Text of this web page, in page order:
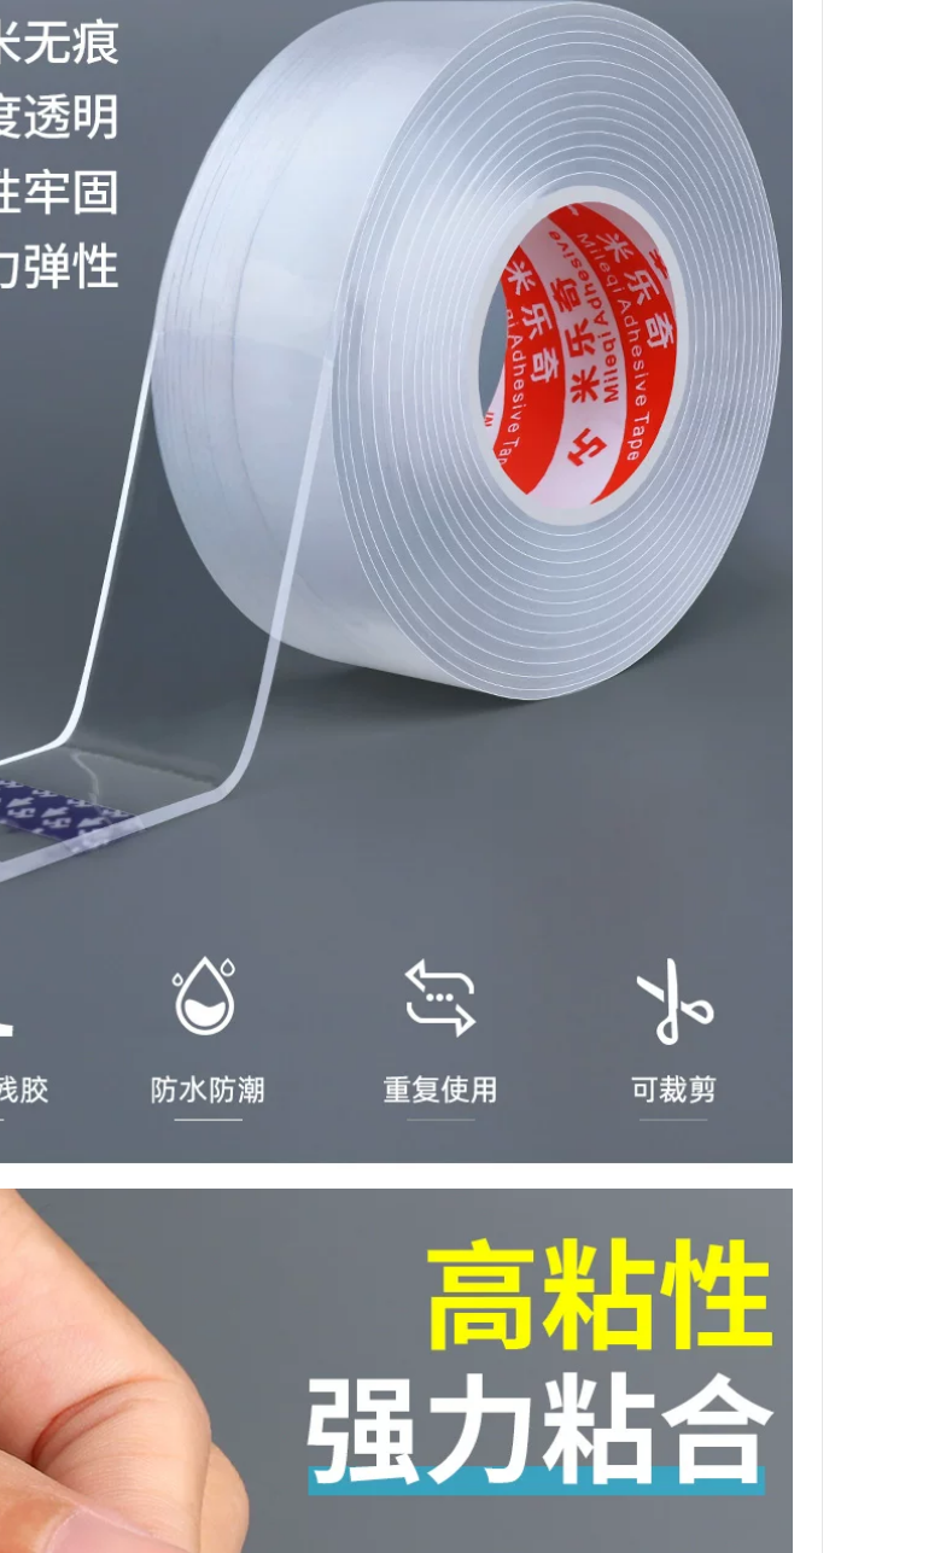
Sợi thủy tinh băng lá
nhôm ống nước ống
nước nhà bếp phạm
vi hút khói niêm
phong bẫy băng
nhà bếp và phòng
tắm sửa chữa nồi
nhôm lá nhôm nhiệt
độ cao cách nhiệt
máy nước nóng gia
đình tự dính chống
thấm và cách nhiệt
băng giấy nhôm lá
băng keo chống
nước
228,000
Tấm dán chống
thấm, ngói thép
màu, lá nhôm, xi
măng, sắt nhựa,
nhà chống mưa,
mái nhà, tường,
chống dột, chống
dột và tấm dán
tường đầy lỗ, băng
dính butyl tự dính,
nhà siêu dính
chống dột nhãn dán
Máy ghi âm xe hơi
218,000
Bọt biển eva dày
tường cố định ảnh
tường khung ảnh
tường băng keo dán
tô độ nhớt cao Máy
ghi ETC viscose bề
mặt tường không
đánh dấu keo bọt
biển bọt băng dính
xốp 2 mặt 1cm
Bọt keo hai mặt, bọt
biển đen EVA chắc
chắn, trang trí nhà
đóng thùng, cố định
dây điện, tường có